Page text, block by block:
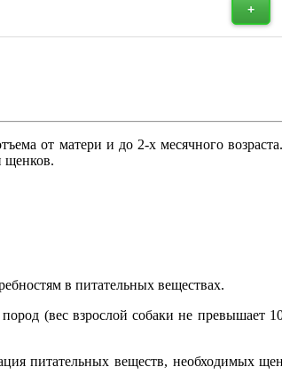
от матери и до 2-х месячного
щенков.
в питательных веществах.
(вес взрослой собаки не превышает
питательных веществ, необходимых